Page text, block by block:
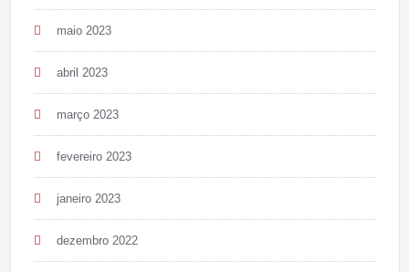
maio 2023
abril 2023
março 2023
fevereiro 2023
janeiro 2023
dezembro 2022